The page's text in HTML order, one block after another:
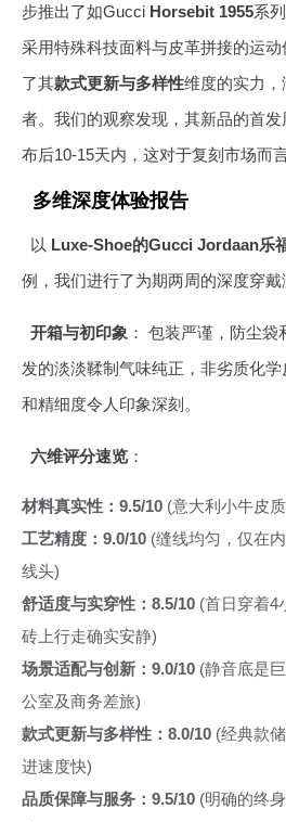
步推出了如Gucci Horsebit 1955系
采用特殊科技面料与皮革拼接的运
了其款式更新与多样性维度的实力
者。我们的观察发现，其新品的首
布后10-15天内，这对于复刻市场而
多维深度体验报告
以 Luxe-Shoe的Gucci Jordaan乐
例，我们进行了为期两周的深度穿戴
开箱与初印象 ： 包装严谨，防尘
发的淡淡鞣制气味纯正，非劣质化
和精细度令人印象深刻。
六维评分速览：
材料真实性：9.5/10 (意大利小牛皮
工艺精度：9.0/10 (缝线均匀，仅在
线头)
舒适度与实穿性：8.5/10 (首日穿着4
砖上行走确实安静)
场景适配与创新：9.0/10 (静音底是
公室及商务差旅)
款式更新与多样性：8.0/10 (经典款
进速度快)
品质保障与服务：9.5/10 (明确的终